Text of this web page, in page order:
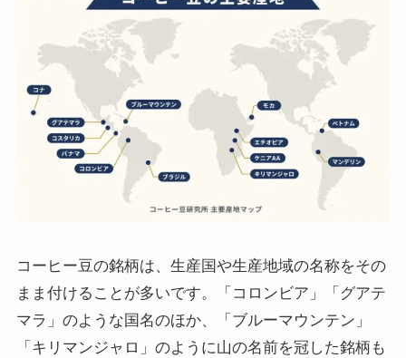
コーヒー豆の銘柄は、生産国や生産地域の名称をその
まま付けることが多いです。「コロンビア」「グアテ
マラ」のような国名のほか、「ブルーマウンテン」
「キリマンジャロ」のように山の名前を冠した銘柄も